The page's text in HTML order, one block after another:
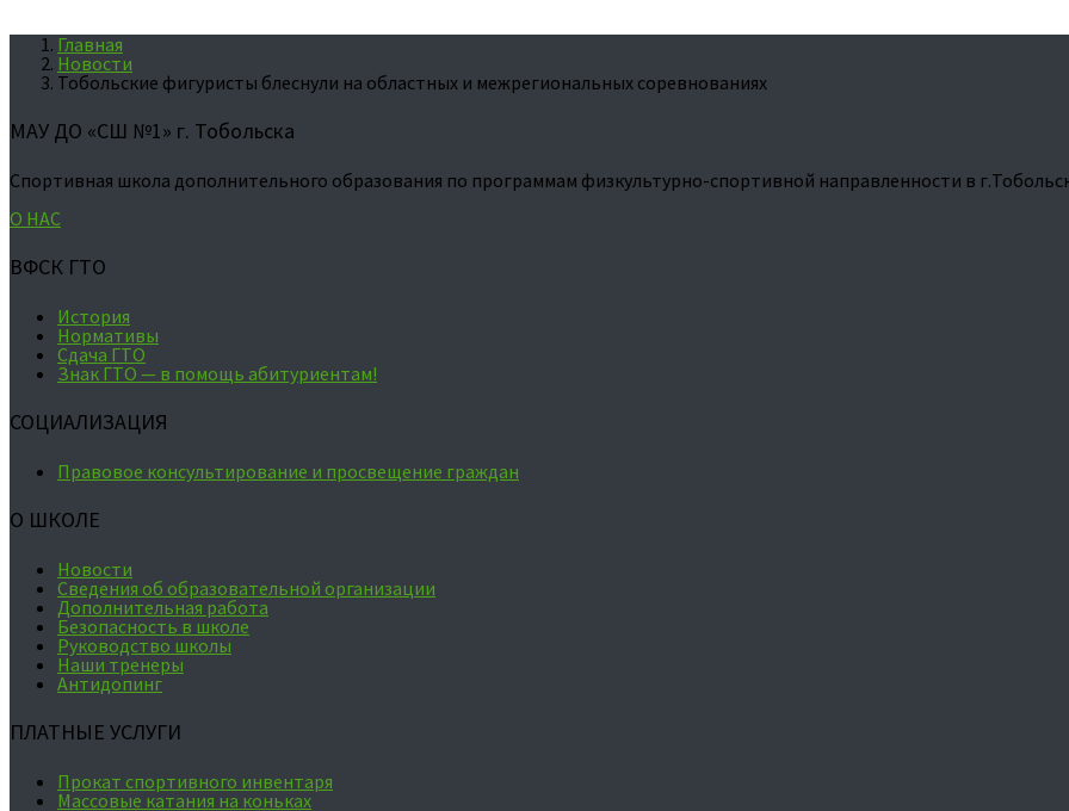
Главная
Новости
Тобольские фигуристы блеснули на областных и межрегиональных соревнованиях
МАУ ДО «СШ №1» г. Тобольска
Спортивная школа дополнительного образования по программам физкультурно-спортивной направленности в
О НАС
ВФСК ГТО
История
Нормативы
Сдача ГТО
Знак ГТО — в помощь абитуриентам!
СОЦИАЛИЗАЦИЯ
Правовое консультирование и просвещение граждан
О ШКОЛЕ
Новости
Сведения об образовательной организации
Дополнительная работа
Безопасность в школе
Руководство школы
Наши тренеры
Антидопинг
ПЛАТНЫЕ УСЛУГИ
Прокат спортивного инвентаря
Массовые катания на коньках